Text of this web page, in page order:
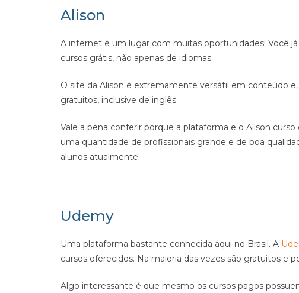
Alison
A internet é um lugar com muitas oportunidades! Você
cursos grátis, não apenas de idiomas.
O site da Alison é extremamente versátil em conteúdo
gratuitos, inclusive de inglês.
Vale a pena conferir porque a plataforma e o Alison
uma quantidade de profissionais grande e de boa
alunos atualmente.
Udemy
Uma plataforma bastante conhecida aqui no Brasil. A
cursos oferecidos. Na maioria das vezes são gratuitos e
Algo interessante é que mesmo os cursos pagos